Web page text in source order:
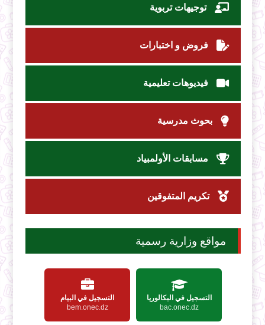
توجيهات تربوية
فروض و اختبارات
فيديوهات تعليمية
بحوث مدرسية
مسابقات الأولمبياد
تكريم المتفوقين
مواقع وزارية رسمية
التسجيل في البكالوريا
bac.onec.dz
التسجيل في البيام
bem.onec.dz